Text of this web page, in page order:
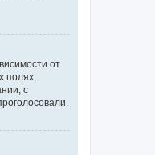
от
полях,
с